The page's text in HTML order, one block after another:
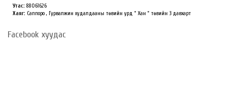
Утас: 88061626
Хаяг: Саппоро , Гурвалжин худалдааны төвийн урд " Хан " төвийн 3 давхарт
Facebook хуудас